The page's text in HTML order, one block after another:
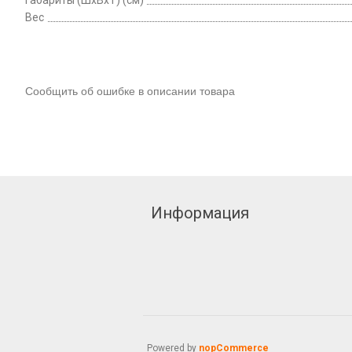
Вес
Сообщить об ошибке в описании товара
Информация
Powered by nopCommerce